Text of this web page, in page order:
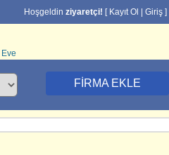
Hoşgeldin ziyaretçi! [ Kayıt Ol Giriş ]
FIRMA EKLE